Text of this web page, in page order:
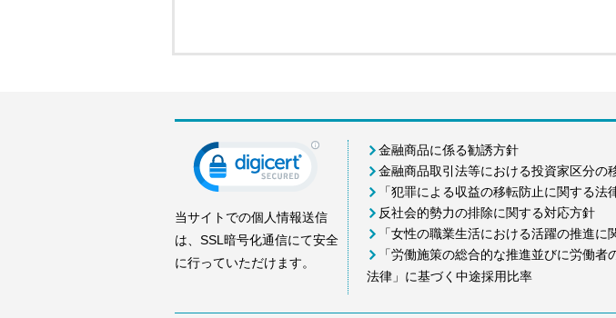
当サイトでの個人情報送信
は、SSL暗号化通信にて安全
に行っていただけます。
金融商品に係る勧誘方針
金融商品取引法等における投資家区分の
「犯罪による収益の移転防止に関する
反社会的勢力の排除に関する対応方針
「女性の職業生活における活躍の推進
「労働施策の総合的な推進並びに労働
法律」に基づく中途採用比率